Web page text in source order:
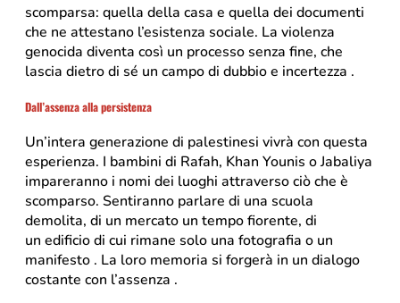
scomparsa: quella della casa e quella dei documenti
che ne attestano l’esistenza sociale. La violenza
genocida diventa così un processo senza fine, che
lascia dietro di sé un campo di dubbio e incertezza .
Dall’assenzaallapersistenza
Un’intera generazione di palestinesi vivrà con questa
esperienza. I bambini di Rafah, Khan Younis o Jabaliya
impareranno i nomi dei luoghi attraverso ciò che è
scomparso. Sentiranno parlare di una scuola
demolita, di un mercato un tempo fiorente, di
un edificio di cui rimane solo una fotografia o un
manifesto . La loro memoria si forgerà in un dialogo
costante con l’assenza .